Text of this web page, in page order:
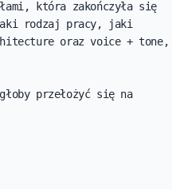
która zakończyła się
taki rodzaj pracy, jaki
oraz voice + tone,
przełożyć się na